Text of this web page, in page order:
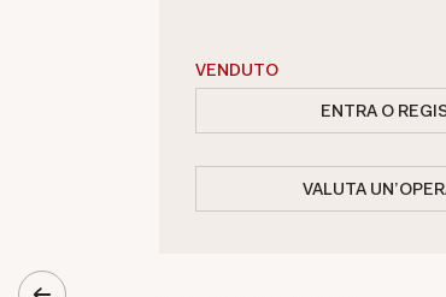
VENDUTO
ENTRA O
VALUTA